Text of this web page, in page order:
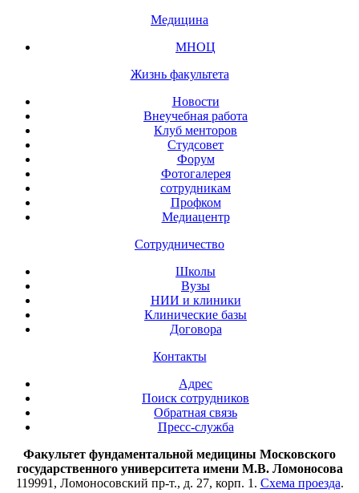
Медицина
МНОЦ
Жизнь факультета
Новости
Внеучебная работа
Клуб менторов
Студсовет
Форум
Фотогалерея
сотрудникам
Профком
Медиацентр
Сотрудничество
Школы
Вузы
НИИ и клиники
Клинические базы
Договора
Контакты
Адрес
Поиск сотрудников
Обратная связь
Пресс-служба
Факультет фундаментальной медицины Московского
государственного университета имени М.В. Ломоносова
119991, Ломоносовский пр-т., д. 27, корп. 1. Схема проезда.